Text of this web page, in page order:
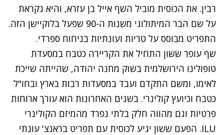
רבין. את הכוסית מוביל השף אייל בן עזרא, והיא נקראת
על שם הבר המיתולוגי משנות ה-90 שפעל בלוקיישן הזה.
התפריט מבוסס על טריות ועונתיות בניחוח ספרדי.
שף עופר ששון התחיל את הקריירה כטבח במסעדת
טופולינו הירושלמית בשוק מחנה יהודה, שהייתה שייכת
לאימו, ומשם התקדם ועבד במסעדות רבות בארץ ובחו"ל
כטבח וכיועץ קולינרי. בשנים האחרונות הוא עורך ארוחות
פרטיות וגם מהווה חלק בלתי נפרד מהמיזם הקולינרי
ILU. הפעם ששון יגיע לכוסית עם תפריט בראנצ' עונתי